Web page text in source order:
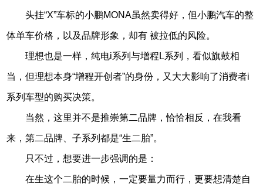
头挂“X”车标的小鹏MONA虽然卖得好，但小鹏汽车的整
体单车价格，以及品牌形象，却有 被拉低的风险。
理想也是一样，纯电i系列与增程L系列，看似旗鼓相
当，但理想本身“增程开创者”的身份，又大大影响了消费者i
系列车型的购买决策。
当然，这里并不是推崇第二品牌，恰恰相反，在我看
来，第二品牌、子系列都是“生二胎”。
只不过，想要进一步强调的是：
在生这个二胎的时候，一定要量力而行，更要想清楚自